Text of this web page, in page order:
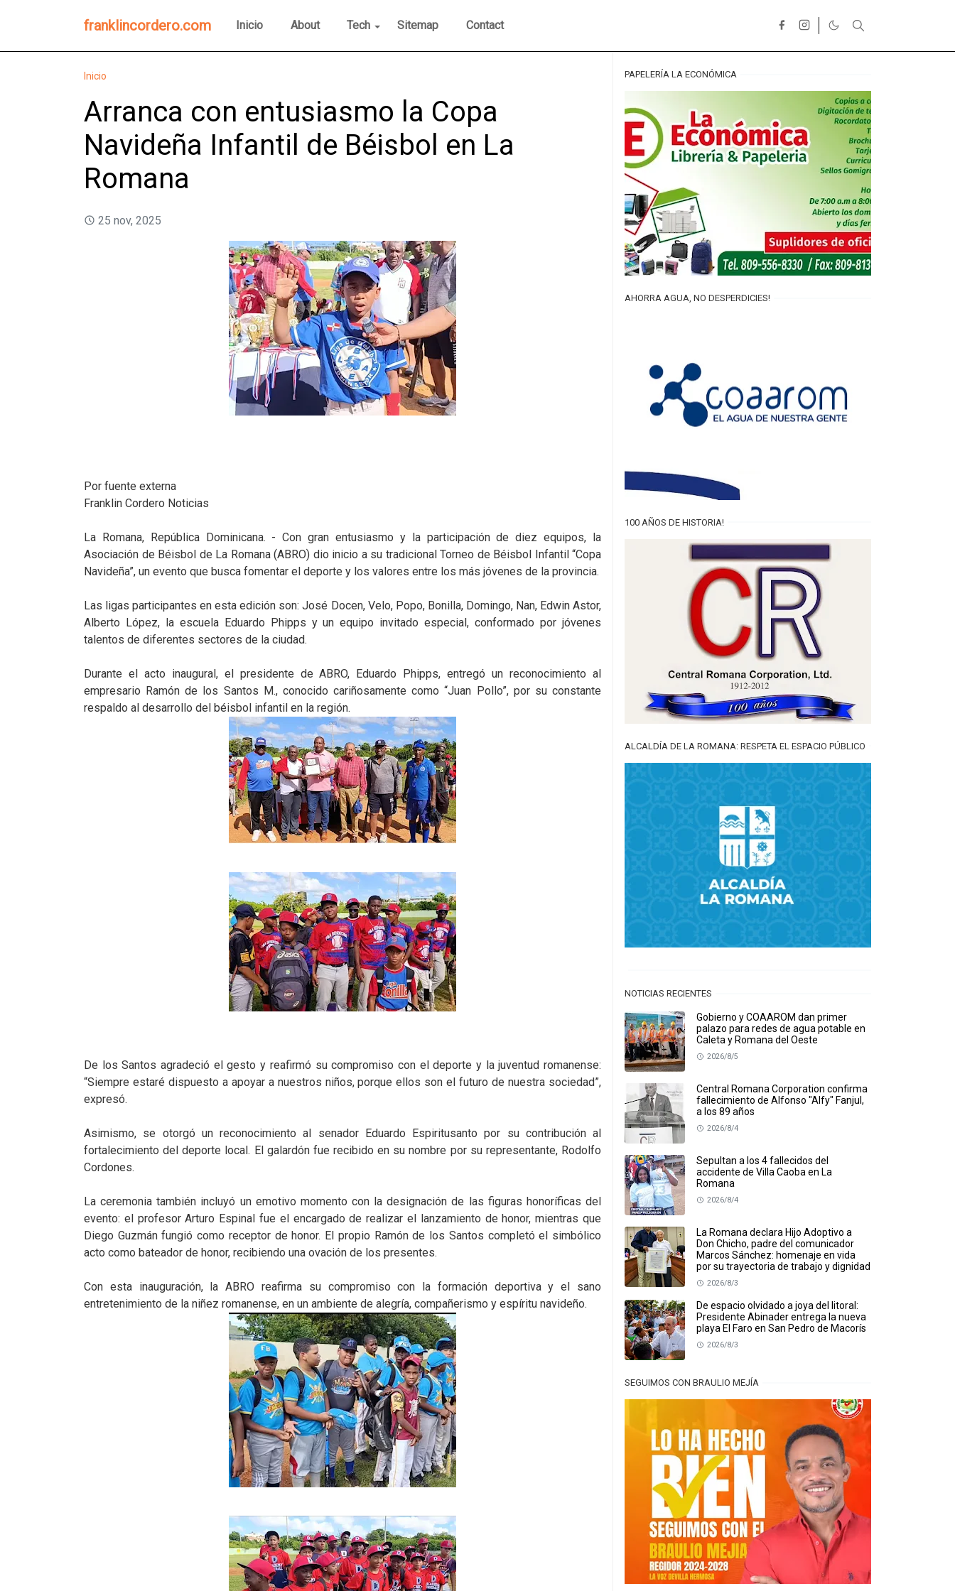
franklincordero.com Inicio About Tech Sitemap Contact
Inicio
Arranca con entusiasmo la Copa
Navideña Infantil de Béisbol en La
Romana
25 nov, 2025
Por fuente externa
Franklin Cordero Noticias
La Romana, República Dominicana. - Con gran entusiasmo y la participación de diez equipos, la
Asociación de Béisbol de La Romana (ABRO) dio inicio a su tradicional Torneo de Béisbol Infantil “Copa
Navideña”, un evento que busca fomentar el deporte y los valores entre los más jóvenes de la provincia.
Las ligas participantes en esta edición son: José Docen, Velo, Popo, Bonilla, Domingo, Nan, Edwin Astor,
Alberto López, la escuela Eduardo Phipps y un equipo invitado especial, conformado por jóvenes
talentos de diferentes sectores de la ciudad.
Durante el acto inaugural, el presidente de ABRO, Eduardo Phipps, entregó un reconocimiento al
empresario Ramón de los Santos M., conocido cariñosamente como “Juan Pollo”, por su constante
respaldo al desarrollo del béisbol infantil en la región.
De los Santos agradeció el gesto y reafirmó su compromiso con el deporte y la juventud romanense:
“Siempre estaré dispuesto a apoyar a nuestros niños, porque ellos son el futuro de nuestra sociedad”,
expresó.
Asimismo, se otorgó un reconocimiento al senador Eduardo Espiritusanto por su contribución al
fortalecimiento del deporte local. El galardón fue recibido en su nombre por su representante, Rodolfo
Cordones.
La ceremonia también incluyó un emotivo momento con la designación de las figuras honoríficas del
evento: el profesor Arturo Espinal fue el encargado de realizar el lanzamiento de honor, mientras que
Diego Guzmán fungió como receptor de honor. El propio Ramón de los Santos completó el simbólico
acto como bateador de honor, recibiendo una ovación de los presentes.
Con esta inauguración, la ABRO reafirma su compromiso con la formación deportiva y el sano
entretenimiento de la niñez romanense, en un ambiente de alegría, compañerismo y espíritu navideño.
PAPELERÍA LA ECONÓMICA
AHORRA AGUA, NO DESPERDICIES!
100 AÑOS DE HISTORIA!
ALCALDÍA DE LA ROMANA: RESPETA EL ESPACIO PÚBLICO
NOTICIAS RECIENTES
Gobierno y COAAROM dan primer
palazo para redes de agua potable en
Caleta y Romana del Oeste
2026/8/5
Central Romana Corporation confirma
fallecimiento de Alfonso "Alfy" Fanjul,
a los 89 años
2026/8/4
Sepultan a los 4 fallecidos del
accidente de Villa Caoba en La
Romana
2026/8/4
La Romana declara Hijo Adoptivo a
Don Chicho, padre del comunicador
Marcos Sánchez: homenaje en vida
por su trayectoria de trabajo y dignidad
2026/8/3
De espacio olvidado a joya del litoral:
Presidente Abinader entrega la nueva
playa El Faro en San Pedro de Macorís
2026/8/3
SEGUIMOS CON BRAULIO MEJÍA